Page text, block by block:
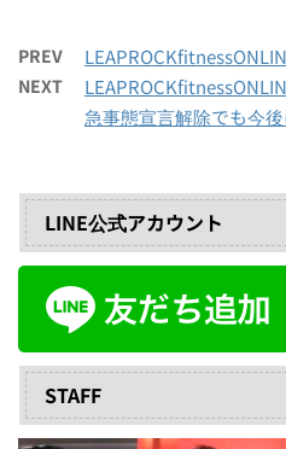
PREV
NEXT
急事態宣言解除でも今
LINE公式アカウント
STAFF